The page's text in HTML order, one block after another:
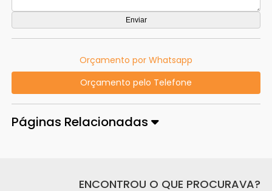
Orçamento por Whatsapp
Orçamento pelo Telefone
Páginas Relacionadas
ENCONTROU O QUE PROCURAVA?